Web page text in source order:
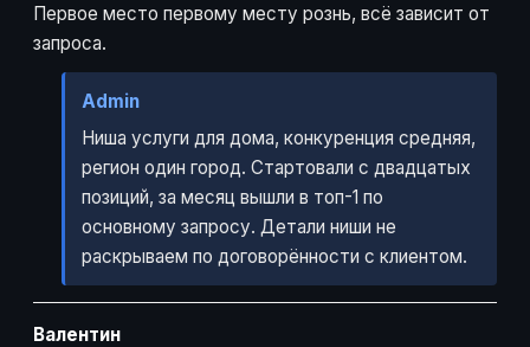
Первое место первому месту рознь, всё зависит от
запроса.
Admin
Ниша услуги для дома, конкуренция средняя,
регион один город. Стартовали с двадцатых
позиций, за месяц вышли в топ-1 по
основному запросу. Детали ниши не
раскрываем по договорённости с клиентом.
Валентин